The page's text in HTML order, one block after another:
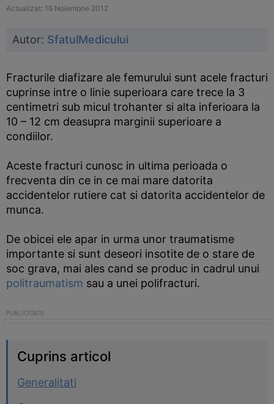
Actualizat: 16 Noiembrie 2012
Autor: SfatulMedicului
Fracturile diafizare ale femurului sunt acele fracturi
cuprinse intre o linie superioara care trece la 3
centimetri sub micul trohanter si alta inferioara la
10 – 12 cm deasupra marginii superioare a
condiilor.
Aceste fracturi cunosc in ultima perioada o
frecventa din ce in ce mai mare datorita
accidentelor rutiere cat si datorita accidentelor de
munca.
De obicei ele apar in urma unor traumatisme
importante si sunt deseori insotite de o stare de
soc grava, mai ales cand se produc in cadrul unui
politraumatism sau a unei polifracturi.
Cuprins articol
Generalitati